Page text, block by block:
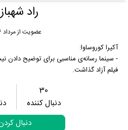
راد
عضویت از مرداد 1396
آکیرا کوروساوا:
- سینما رسانه‌ی مناسبی برای توضیح دادن
فیلم آزاد گذاشت.
30
دنبال کننده
دنبال